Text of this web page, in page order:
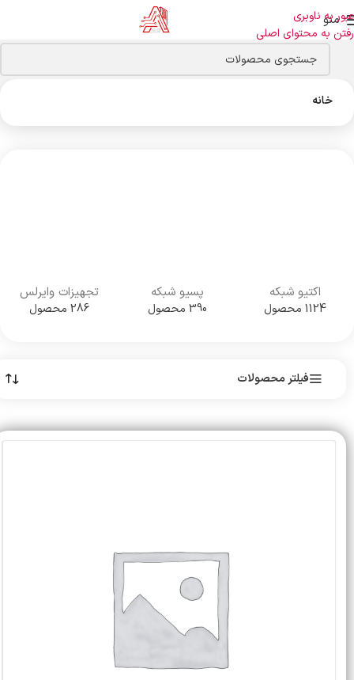
عبور به ناوبری
رفتن به محتوای اصلی
منو
خانه
اکتیو شبکه
1124 محصول
پسیو شبکه
390 محصول
تجهیزات وایرلس
286 محصول
فیلتر محصولات